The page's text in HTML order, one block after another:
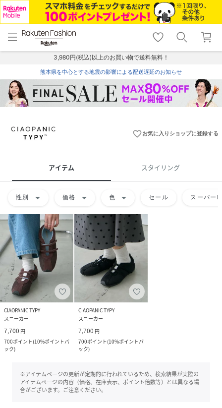
menu home
トップ
shopping_cart lock_outline
ログイン
3,980円(税込)以上のお買い物で送料無料！
熊本県を中心とする地震の影響による配送遅延のお知らせ
favorite_borderお気に入りショップに登録する
アイテム スタイリング
性別 arrow_drop_down 価格 arrow_drop_down 色 arrow_drop_down セール スーパー
CIAOPANIC TYPY
スニーカー
7,700 円
700ポイント(10%ポイントバ
ック)
CIAOPANIC TYPY
スニーカー
7,700 円
700ポイント(10%ポイントバ
ック)
※アイテムページの更新が定期的に行われているため、検索結果が実際の
アイテムページの内容（価格、在庫表示、ポイント倍数等）とは異なる場
合がございます。ご注意ください。